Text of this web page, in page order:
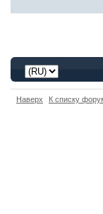
Наверх К списку